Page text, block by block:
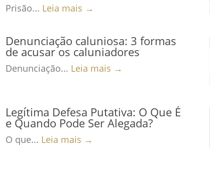
Prisão... Leia mais →
Denunciação caluniosa: 3 formas
de acusar os caluniadores
Denunciação... Leia mais →
Legítima Defesa Putativa: O Que É
e Quando Pode Ser Alegada?
O que... Leia mais →